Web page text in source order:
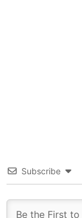
Subscribe